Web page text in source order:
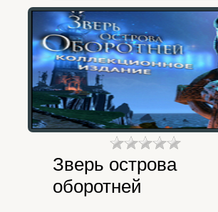
Зверь острова
оборотней